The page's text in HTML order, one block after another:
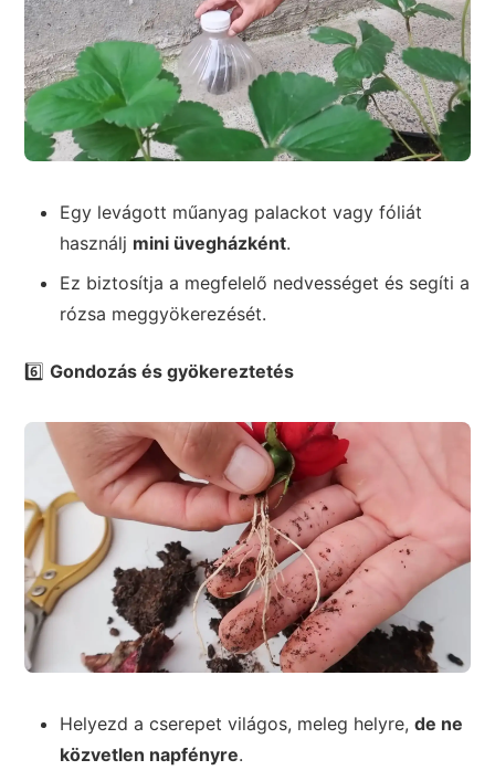
Egy levágott műanyag palackot vagy fóliát
használj mini üvegházként.
Ez biztosítja a megfelelő nedvességet és segíti a
rózsa meggyökerezését.
6️⃣Gondozás és gyökereztetés
Helyezd a cserepet világos, meleg helyre,de ne
közvetlen napfényre.